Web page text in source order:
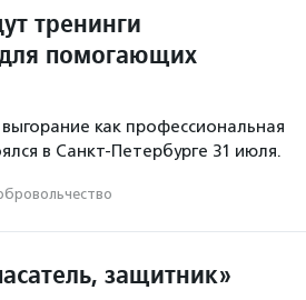
тренинги
помогающих
как профессиональная
в Санкт-Петербурге 31 июля.
защитник»